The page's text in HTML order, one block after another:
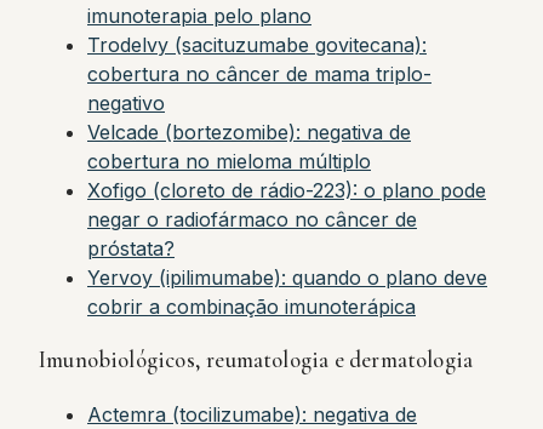
imunoterapia pelo plano
Trodelvy (sacituzumabe govitecana):
cobertura no câncer de mama triplo-
negativo
Velcade (bortezomibe): negativa de
cobertura no mieloma múltiplo
Xofigo (cloreto de rádio-223): o plano pode
negar o radiofármaco no câncer de
próstata?
Yervoy (ipilimumabe): quando o plano deve
cobrir a combinação imunoterápica
Imunobiológicos, reumatologia e dermatologia
Actemra (tocilizumabe): negativa de